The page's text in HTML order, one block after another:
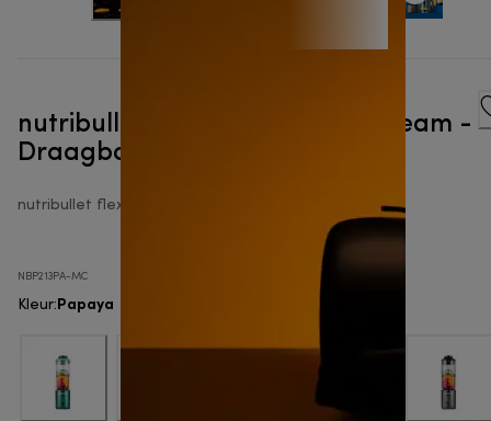
nutribullet Flex™ XMcLaren F1 Team -
Draagbareblender
nutribullet flex
NBP213PA-MC
Kleur:Papaya